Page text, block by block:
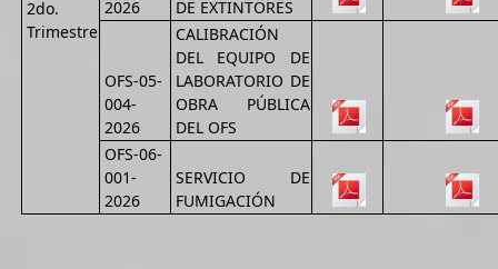
2do.
Trimestre
2026
DE EXTINTORES
OFS-05-
004-
2026
CALIBRACIÓN
DEL EQUIPO DE
LABORATORIO DE
OBRA PÚBLICA
DEL OFS
OFS-06-
001-
2026
SERVICIO DE
FUMIGACIÓN